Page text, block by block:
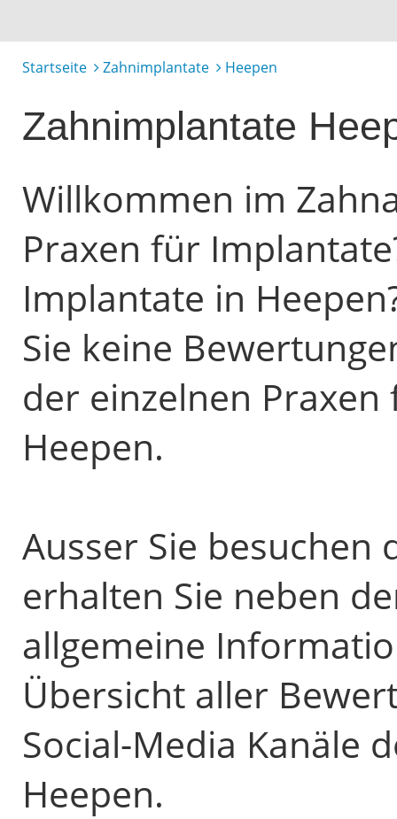
Startseite Zahnimplantate Heepen
Zahnimplantate
Willkommen im
Praxen für
Implantate in
Sie keine
der einzelnen
Heepen.
Ausser Sie besuchen
erhalten Sie neben
allgemeine
Übersicht aller
Social-Media Kanäle
Heepen.